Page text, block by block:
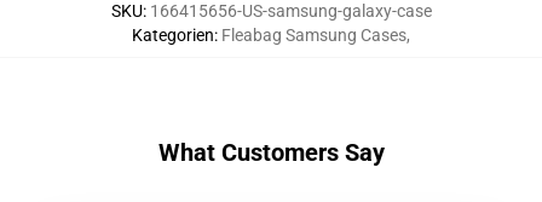
SKU: 166415656-US-samsung-galaxy-case
Kategorien: Fleabag Samsung Cases,
What Customers Say